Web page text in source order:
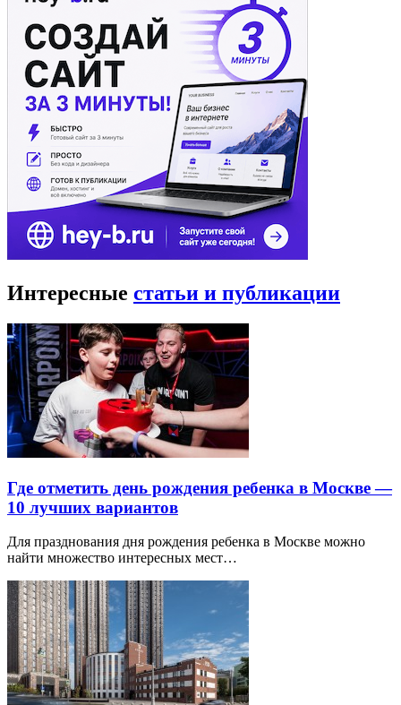
Интересные статьи и публикации
Где отметить день рождения ребенка в Москве —
10 лучших вариантов
Для празднования дня рождения ребенка в Москве можно
найти множество интересных мест…